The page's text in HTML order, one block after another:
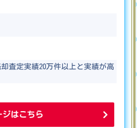
査定実績20万件以上と実績が高
ジはこちら